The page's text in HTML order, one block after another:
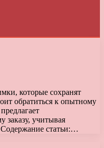
которые сохранят
обратиться к опытному
заказу, учитывая
статьи:…